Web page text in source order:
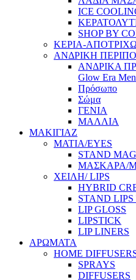
ICE
SHOP BY
ΚΕΡΙΑ-
ΑΝΔΡΙΚΗ
ΑΝΔΡΙΚΑ
Glow Era
Πρόσωπο
Σώμα
ΓΕΝΙΑ
ΜΑΛΛΙΑ
ΜΑΚΙΓΙΑΖ
ΜΑΤΙΑ/EYES
STAND
ΜΑΣΚΑΡΑ/
ΧΕΙΛΗ/ LIPS
HYBRID
STAND
LIP GLOSS
LIPSTICK
LIP LINERS
ΑΡΩΜΑΤΑ
HOME
SPRAYS
DIFFUSERS